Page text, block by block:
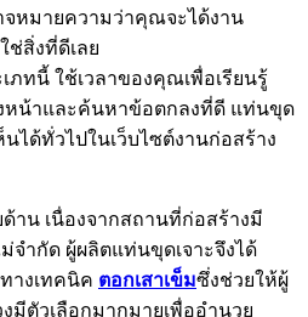
หมายความว่าคุณจะได้งาน
สิ่งที่ดีเลย
ภทนี้ ใช้เวลาของคุณเพื่อเรียนรู้
หน้าและค้นหาข้อตกลงที่ดี แท่นขุด
นได้ทั่วไปในเว็บไซต์งานก่อสร้าง
าน เนื่องจากสถานที่ก่อสร้างมี
ำกัด ผู้ผลิตแท่นขุดเจาะจึงได้
างเทคนิค ตอกเสาเข็มซึ่งช่วยให้ผู้
มีตัวเลือกมากมายเพื่ออำนวย